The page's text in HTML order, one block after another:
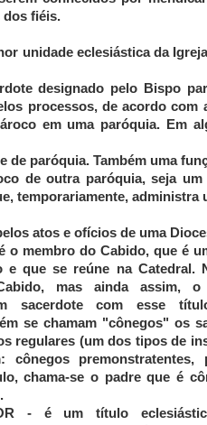
dos fiéis.
unidade eclesiástica da
designado pelo Bispo
processos, de acordo com
em uma paróquia. Em
de paróquia. Também uma
de outra paróquia, seja
temporariamente, administra
atos e ofícios de uma
o membro do Cabido, que é
e que se reúne na Catedral.
mas ainda assim,
sacerdote com esse
se chamam "cônegos" os
regulares (um dos tipos de
cônegos premonstratentes,
chama-se o padre que é
- é um título